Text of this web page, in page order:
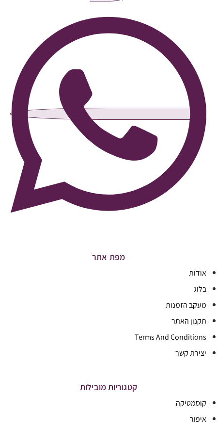
מפת אתר
אודות
בלוג
מעקב הזמנות
תקנון האתר
Terms And Conditions
יצירת קשר
קטגוריות מובילות
קוסמטיקה
איפור